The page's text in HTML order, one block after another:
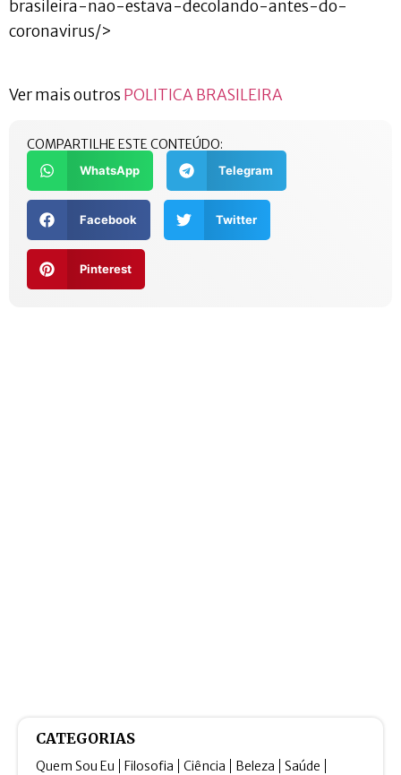
brasileira-nao-estava-decolando-antes-do-
coronavirus/>
Ver mais outros POLITICA BRASILEIRA
COMPARTILHE ESTE CONTEÚDO:
WhatsApp Telegram
Facebook Twitter
Pinterest
CATEGORIAS
Quem Sou Eu Filosofia Ciência Beleza Saúde